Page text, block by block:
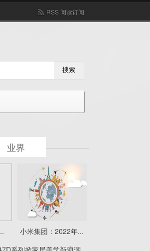
RSS 阅读订阅
搜索
业界
小米集团：2022年...